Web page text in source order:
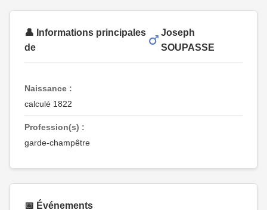
👤 Informations principales
de
Joseph
SOUPASSE
Naissance :
calculé 1822
Profession(s) :
garde-champêtre
📅 Événements